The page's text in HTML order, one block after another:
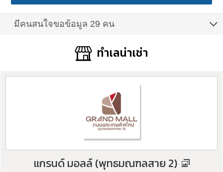
มีคนสนใจขอข้อมูล 29 คน
ทำเลน่าเช่า
แกรนด์ มอลล์ (พุทธมณฑลสาย 2)